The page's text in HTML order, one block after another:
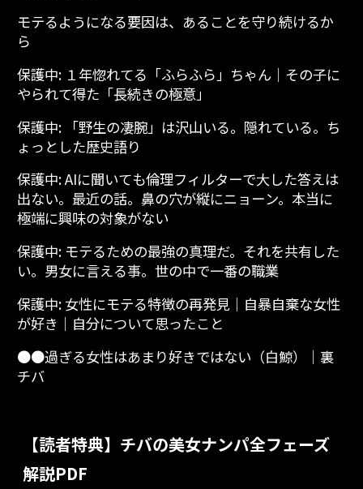
モテるようになる要因は、あることを守り続けるか
ら
保護中: １年惚れてる「ふらふら」ちゃん│その子に
やられて得た「長続きの極意」
保護中: 「野生の凄腕」は沢山いる。隠れている。ち
ょっとした歴史語り
保護中: AIに聞いても倫理フィルターで大した答えは
出ない。最近の話。鼻の穴が縦にニョーン。本当に
極端に興味の対象がない
保護中: モテるための最強の真理だ。それを共有した
い。男女に言える事。世の中で一番の職業
保護中: 女性にモテる特徴の再発見│自暴自棄な女性
が好き│自分について思ったこと
●●過ぎる女性はあまり好きではない（白鯨）│裏
チバ
【読者特典】チバの美女ナンパ全フェーズ
解説PDF